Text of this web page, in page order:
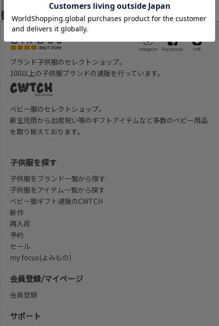
ブーストック ブーストック
ブランド子供服のセレクトショップ。
100以上の子供服ブランドの通販を行っています。
ベビー服のセレクトショップ。
新生児用から出産祝い等のギフトアイテムなど多数のベビー用品
を取り揃えております。
子供服を探す
子供服をブランド一覧から探す
子供服をアイテム一覧から探す
ベビー服ギフト通販のCWTCH
新作
再入荷
予約
セール
my focus(よみもの)
会員登録/マイページ
会員登録
サポート